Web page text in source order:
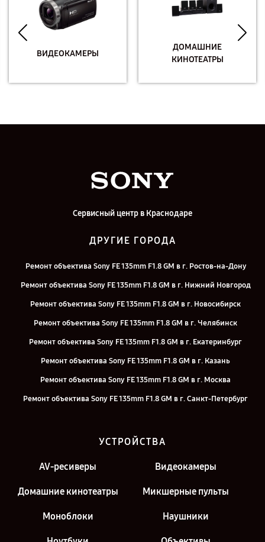
ВИДЕОКАМЕРЫ
ДОМАШНИЕ
КИНОТЕАТРЫ
Сервисный центр в Краснодаре
ДРУГИЕ ГОРОДА
Ремонт объектива Sony FE 135mm F1.8 GM в г. Ростов-на-Дону
Ремонт объектива Sony FE 135mm F1.8 GM в г. Нижний Новгород
Ремонт объектива Sony FE 135mm F1.8 GM в г. Новосибирск
Ремонт объектива Sony FE 135mm F1.8 GM в г. Челябинск
Ремонт объектива Sony FE 135mm F1.8 GM в г. Екатеринбург
Ремонт объектива Sony FE 135mm F1.8 GM в г. Казань
Ремонт объектива Sony FE 135mm F1.8 GM в г. Москва
Ремонт объектива Sony FE 135mm F1.8 GM в г. Санкт-Петербург
УСТРОЙСТВА
AV-ресиверы Видеокамеры
Домашние кинотеатры Микшерные пульты
Моноблоки Наушники